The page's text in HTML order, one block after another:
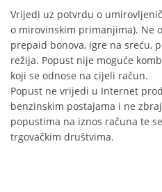
Vrijedi uz potvrdu o
o mirovinskim primanjima). Ne
prepaid bonova, igre na sreću,
režija. Popust nije moguće
koji se odnose na cijeli račun.
Popust ne vrijedi u Internet
benzinskim postajama i ne
popustima na iznos računa te
trgovačkim društvima.